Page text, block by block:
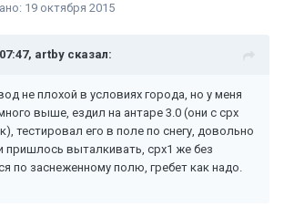
19 октября 2015
artby сказал:
не плохой в условиях города, но у меня
выше, ездил на антаре 3.0 (они с срх
тестировал его в поле по снегу, довольно
пришлось выталкивать, срх1 же без
по заснеженному полю, гребет как надо.